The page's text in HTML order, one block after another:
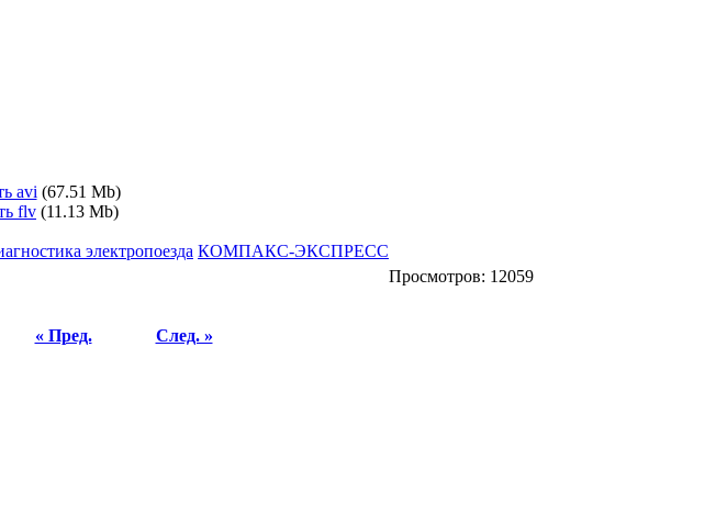
avi (67.51 Mb)
flv (11.13 Mb)
электропоезда КОМПАКС-ЭКСПРЕСС
Просмотров: 12059
« Пред. След. »